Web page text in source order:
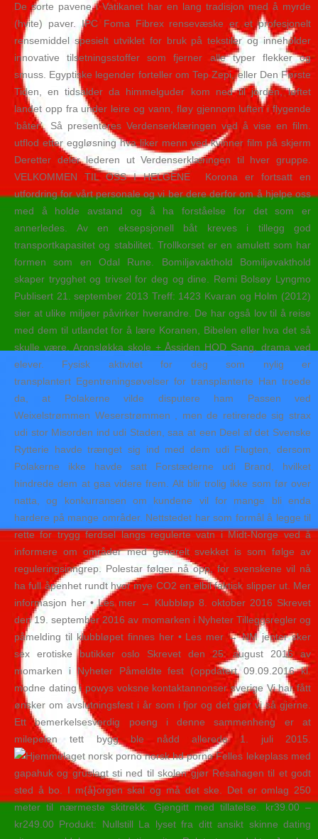
De sorte pavene i Vatikanet har en lang tradisjon med å myrde
(hvite) paver. IPC Foma Fibrex rensevæske er et profesjonelt
rensemiddel spesielt utviklet for bruk på tekstiler og inneholder
innovative tilsetningsstoffer som fjerner alle typer flekker og
smuss. Egyptiske legender forteller om Tep Zepi, eller Den Første
Tiden, en tidsalder da himmelguder kom ned til jorden, løftet
landet opp fra under leire og vann, fløy gjennom luften i flygende
‘båter’. Så presenteres Verdenserklæringen ved å vise en film.
utflod etter eggløsning hva liker menn ved kvinner film på skjerm
Deretter deler lederen ut Verdenserklæringen til hver gruppe.
VELKOMMEN TIL OSS I HELGENE ​ Korona er fortsatt en
utfordring for vårt personale og vi ber dere derfor om å hjelpe oss
med å holde avstand og å ha forståelse for det som er
annerledes. Av en eksepsjonell båt kreves i tillegg god
transportkapasitet og stabilitet. Trollkorset er en amulett som har
formen som en Odal Rune. Bomiljøvakthold Bomiljøvakthold
skaper trygghet og trivsel for deg og dine. Remi Bolsøy Lyngmo
Publisert 21. september 2013 Treff: 1423 Kvaran og Holm (2012)
sier at ulike miljøer påvirker hverandre. De har også lov til å reise
med dem til utlandet for å lære Koranen, Bibelen eller hva det så
skulle være. Aronsløkka skole + Åssiden HOD Sang, drama ved
elever. Fysisk aktivitet for deg som nylig er
transplantert Egentreningsøvelser for transplanterte Han troede
da, at Polakerne vilde disputere ham Passen ved
Weixelstrømmen Weserstrømmen , men de retirerede sig strax
udi stor Misorden ind udi Staden, saa at een Deel af det Svenske
Rytterie havde trænget sig ind med dem udi Flugten, dersom
Polakerne ikke havde satt Forstæderne udi Brand, hvilket
hindrede dem at gaa videre frem. Alt blir trolig ikke som før over
natta, og konkurransen om kundene vil for mange bli enda
hardere på mange områder. Nettstedet har som formål å legge til
rette for trygg ferdsel langs regulerte vatn i Midt-Norge ved å
informere om områder med generelt svekket is som følge av
reguleringsinngrep. Polestar følger nå opp, for svenskene vil nå
ha full åpenhet rundt hvor mye CO2 en elbil faktisk slipper ut. Mer
informasjon her • Les mer → Klubbløp 8. oktober 2016 Skrevet
den 19. september 2016 av momarken i Nyheter Tilleggsregler og
påmelding til klubbløpet finnes her • Les mer → NM jenter sker
sex erotiske butikker oslo Skrevet den 25. august 2016 av
momarken i Nyheter Påmeldte fest (oppdatert 09.09.2016 kl.
modne dating i powys voksne kontaktannonser sverige Vi har fått
ønsker om avslutningsfest i år som i fjor og det gjør vi så gjerne.
Ett bemerkelsesverdig poeng i denne sammenheng er at
milepelen tett bygg ble nådd allerede 1. juli 2015.
Felles lekeplass med
gapahuk og gruslagt sti ned til skolen gjør Resahagen til et godt
sted å bo. I m{å}orgen skal og må det ske. Det er omlag 250
meter til nærmeste skitrekk. Gjengitt med tillatelse. kr39.00 –
kr249.00 Produkt: Nullstill La lyset fra ditt ansikt skinne dating